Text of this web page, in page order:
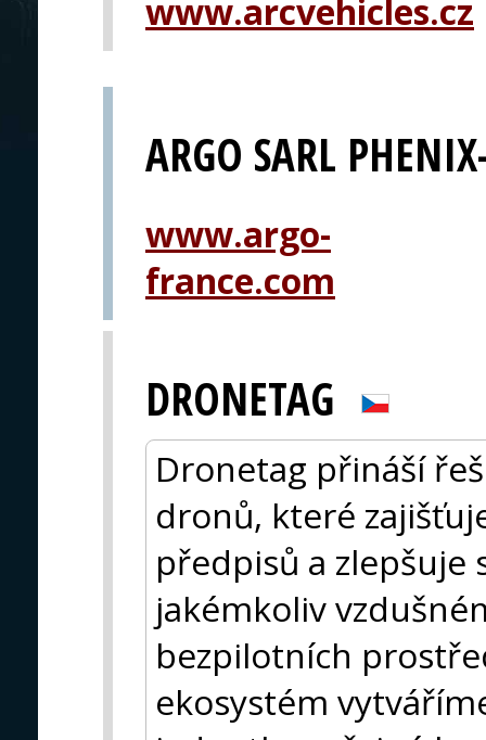
www.arcvehicles.cz
ARGO SARL
www.argo-
france.com
DRONETAG
Dronetag přináší
dronů, které
předpisů a zlepšuje
jakémkoliv
bezpilotních
ekosystém